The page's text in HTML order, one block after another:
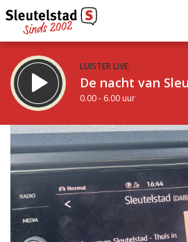
LUISTER LIVE:
De nacht van
0.00 - 6.00 uur
STRAKS:
De ochtend van Sleutelstad
6.00 - 12.00 uur
Vorig uur
uur 1 van 0